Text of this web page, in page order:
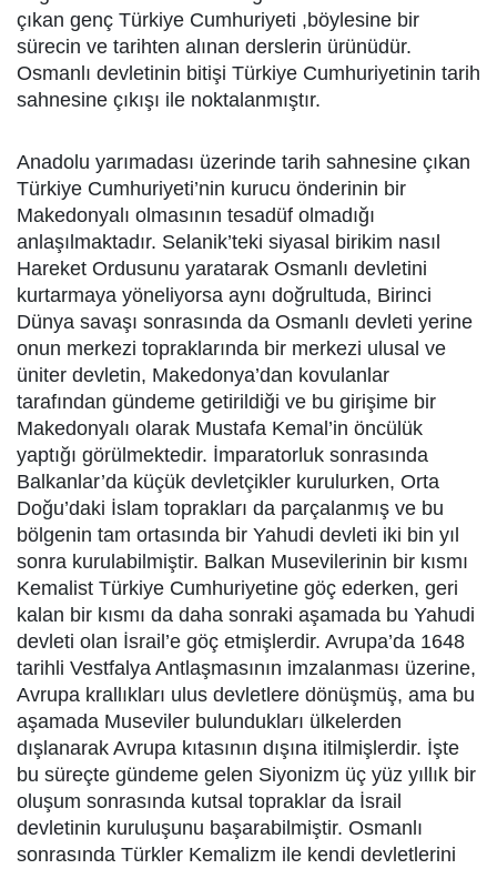
çıkan genç Türkiye Cumhuriyeti ,böylesine bir
sürecin ve tarihten alınan derslerin ürünüdür.
Osmanlı devletinin bitişi Türkiye Cumhuriyetinin tarih
sahnesine çıkışı ile noktalanmıştır.
Anadolu yarımadası üzerinde tarih sahnesine çıkan
Türkiye Cumhuriyeti’nin kurucu önderinin bir
Makedonyalı olmasının tesadüf olmadığı
anlaşılmaktadır. Selanik’teki siyasal birikim nasıl
Hareket Ordusunu yaratarak Osmanlı devletini
kurtarmaya yöneliyorsa aynı doğrultuda, Birinci
Dünya savaşı sonrasında da Osmanlı devleti yerine
onun merkezi topraklarında bir merkezi ulusal ve
üniter devletin, Makedonya’dan kovulanlar
tarafından gündeme getirildiği ve bu girişime bir
Makedonyalı olarak Mustafa Kemal’in öncülük
yaptığı görülmektedir. İmparatorluk sonrasında
Balkanlar’da küçük devletçikler kurulurken, Orta
Doğu’daki İslam toprakları da parçalanmış ve bu
bölgenin tam ortasında bir Yahudi devleti iki bin yıl
sonra kurulabilmiştir. Balkan Musevilerinin bir kısmı
Kemalist Türkiye Cumhuriyetine göç ederken, geri
kalan bir kısmı da daha sonraki aşamada bu Yahudi
devleti olan İsrail’e göç etmişlerdir. Avrupa’da 1648
tarihli Vestfalya Antlaşmasının imzalanması üzerine,
Avrupa krallıkları ulus devletlere dönüşmüş, ama bu
aşamada Museviler bulundukları ülkelerden
dışlanarak Avrupa kıtasının dışına itilmişlerdir. İşte
bu süreçte gündeme gelen Siyonizm üç yüz yıllık bir
oluşum sonrasında kutsal topraklar da İsrail
devletinin kuruluşunu başarabilmiştir. Osmanlı
sonrasında Türkler Kemalizm ile kendi devletlerini